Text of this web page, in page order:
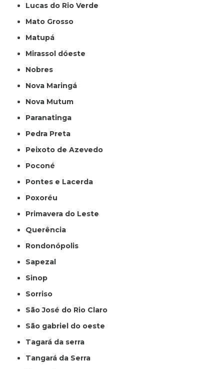
Lucas do Rio Verde
Mato Grosso
Matupá
Mirassol dóeste
Nobres
Nova Maringá
Nova Mutum
Paranatinga
Pedra Preta
Peixoto de Azevedo
Poconé
Pontes e Lacerda
Poxoréu
Primavera do Leste
Querência
Rondonópolis
Sapezal
Sinop
Sorriso
São José do Rio Claro
São gabriel do oeste
Tagará da serra
Tangará da Serra